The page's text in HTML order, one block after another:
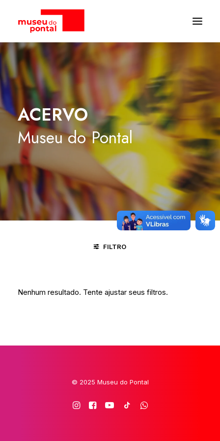
ACERVO
Museu do Pontal
FILTRO
Nenhum resultado. Tente ajustar seus filtros.
© 2025 Museu do Pontal